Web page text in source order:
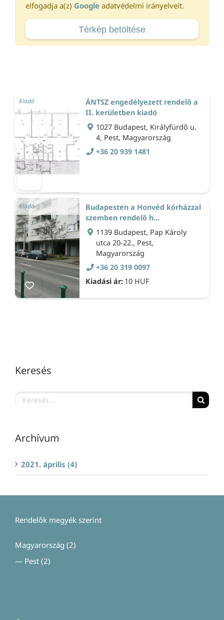
Kiadó
ÁNTSZ engedélyezett rendelő a
II. kerületben kiadó
1027 Budapest, Királyfürdő u.
4, Pest, Magyarország
+36 20 939 1481
Kiadó
Budapesten a Honvéd kórházzal
szemben rendelő h...
1139 Budapest, Pap Károly
utca 20-22., Pest,
Magyarország
+36 20 319 0097
Kiadási ár: 10 HUF
elfogadja a(z) Google adatvédelmi irányelveit.
Térkép betöltése
Keresés
Search
Archívum
2021. április (4)
Rendelők megyék szerint
Magyarország (2)
— Pest (2)